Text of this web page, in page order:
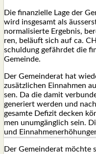
Die finan­zi­el­le Lage der
wird ins­ge­samt als
nor­ma­li­sier­te Ergeb­nis,
ren, beläuft sich auf ca.
schul­dung gefährdet die
Gemein­de.
Der Gemein­de­rat hat
zusätzlichen Ein­nah­men
sen. Da die damit
gene­riert wer­den und
gesam­te Defi­zit decken
men unumgänglich sein.
und
Der Gemein­de­rat möchte